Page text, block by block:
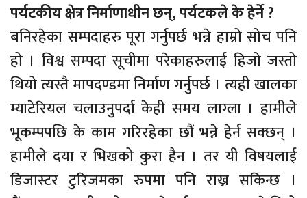
पर्यटकीय क्षेत्र निर्माणाधीन छन्, पर्यटकले के हेर्ने ?
बनिरहेका सम्पदाहरु पूरा गर्नुपर्छ भन्ने हाम्रो सोच पनि
हो । विश्व सम्पदा सूचीमा परेकाहरुलाई हिजो जस्तो
थियो त्यस्तै मापदण्डमा निर्माण गर्नुपर्छ । त्यही खालका
म्याटेरियल चलाउनुपर्दा केही समय लाग्ला । हामीले
भूकम्पपछि के काम गरिरहेका छौं भन्ने हेर्न सक्छन् ।
हामीले दया र भिखको कुरा हैन । तर यी विषयलाई
डिजास्टर टुरिजमका रुपमा पनि राख्न सकिन्छ ।